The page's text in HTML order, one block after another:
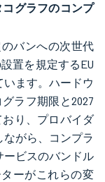
グラフのコンプ
バンへの次世代
置を規定するEU
ます。ハードウ
ラフ期限と2027
おり、プロバイダ
がら、コンプラ
ービスのバンドル
ーがこれらの変